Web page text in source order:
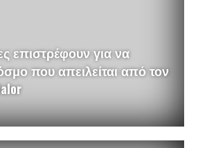
επιστρέφουν για να
που απειλείται από τον